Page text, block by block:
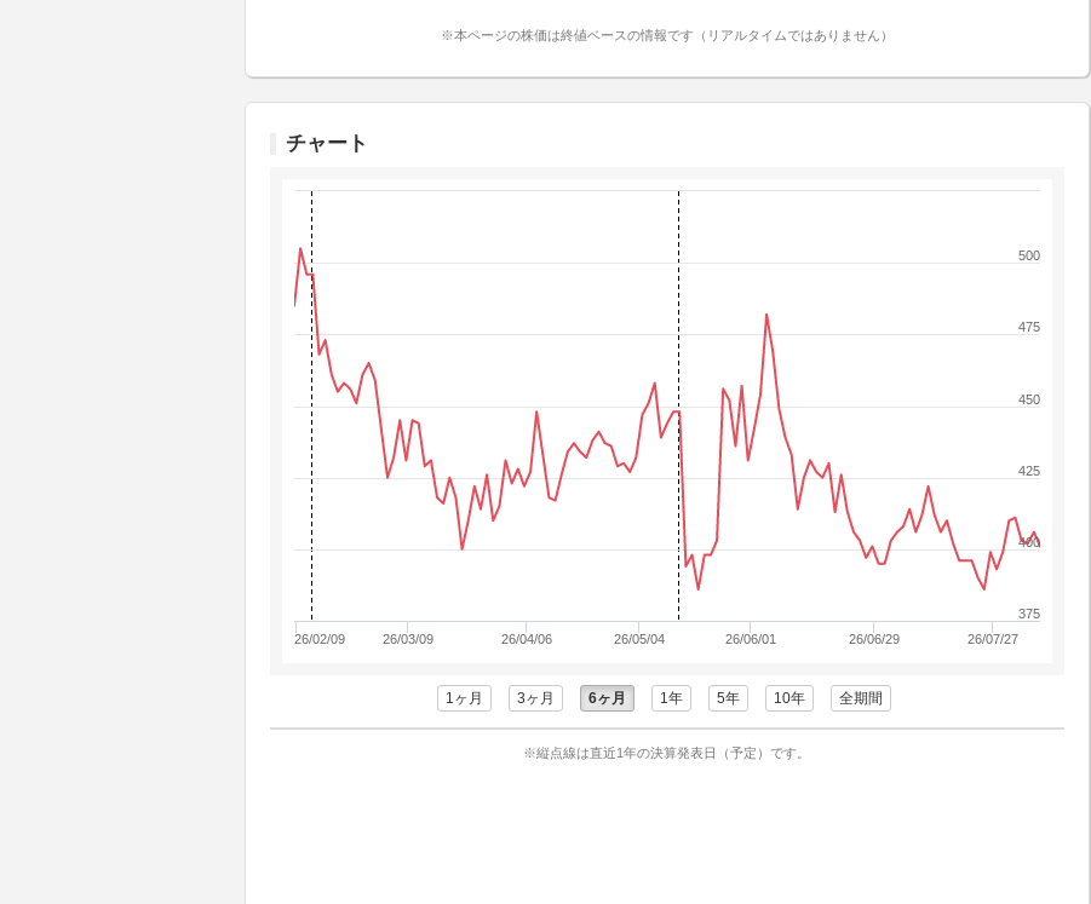
※本ページの株価は終値ベースの情報です（リアルタイムではありません）
チャート
26/02/09 26/03/09 26/04/06 26/05/04 26/06/01 26/06/29 26/07/27
375
400
425
450
475
500
1ヶ月 3ヶ月 6ヶ月 1年 5年 10年 全期間
※縦点線は直近1年の決算発表日（予定）です。